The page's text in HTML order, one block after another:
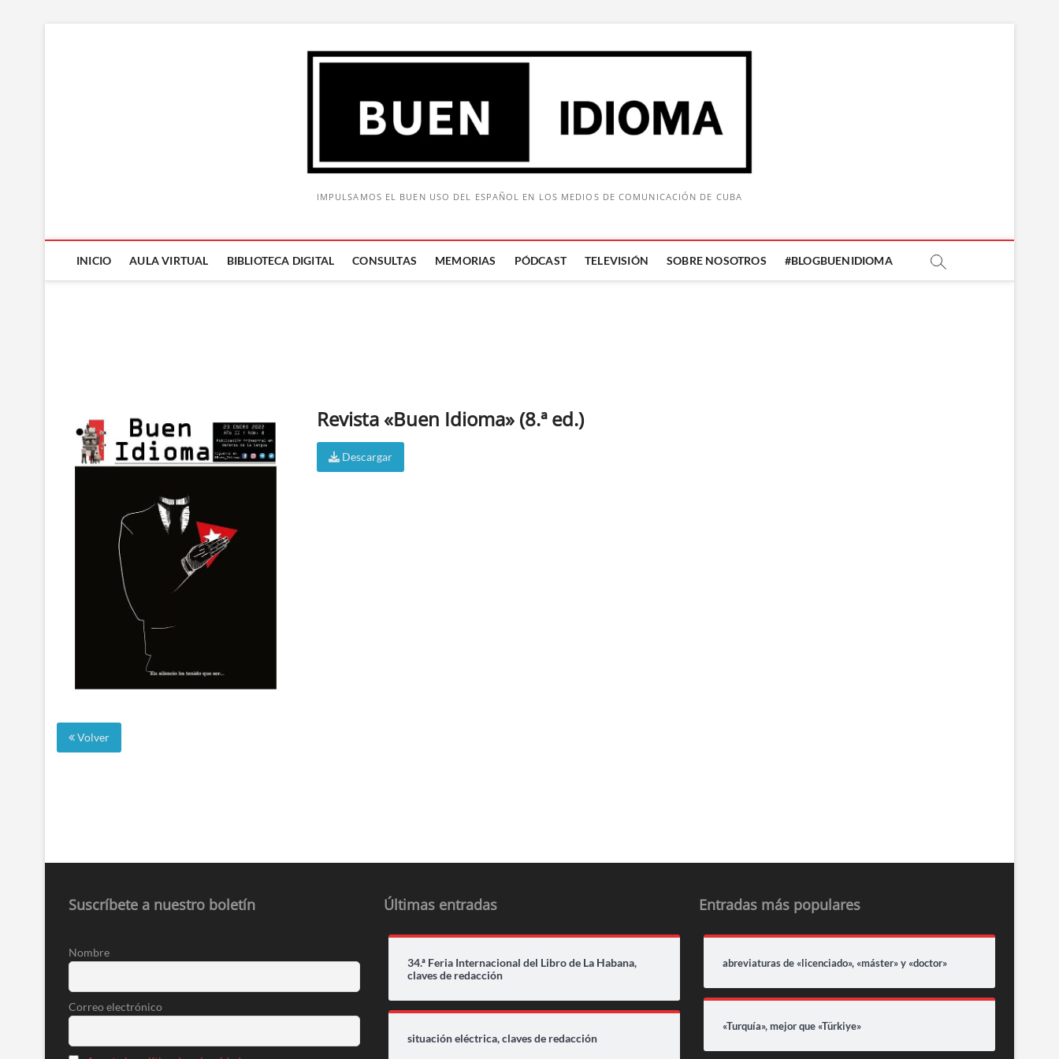
IMPULSAMOS EL BUEN USO DEL ESPAÑOL EN LOS MEDIOS DE COMUNICACIÓN DE CUBA
INICIO AULA VIRTUAL BIBLIOTECA DIGITAL CONSULTAS MEMORIAS PÓDCAST TELEVISIÓN SOBRE NOSOTROS #BLOGBUENIDIOMA
Buscar: Botón de búsqueda
Revista «Buen Idioma» (8.ª ed.)
Descargar
Volver
Suscríbete a nuestro boletín
Nombre
Correo electrónico
Últimas entradas
34.ª Feria Internacional del Libro de La Habana,
claves de redacción
situación eléctrica, claves de redacción
Entradas más populares
abreviaturas de «licenciado», «máster» y «doctor»
«Turquía», mejor que «Türkiye»